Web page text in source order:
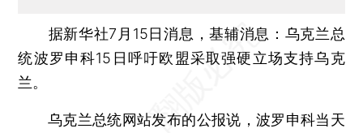
据新华社7月15日消息，基辅消息：乌克兰总
统波罗申科15日呼吁欧盟采取强硬立场支持乌克
兰。
乌克兰总统网站发布的公报说，波罗申科当天